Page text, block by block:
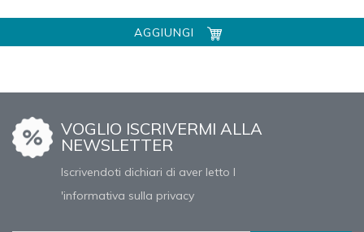
AGGIUNGI
VOGLIO ISCRIVERMI ALLA
NEWSLETTER
Iscrivendoti dichiari di aver letto l
'informativa sulla privacy